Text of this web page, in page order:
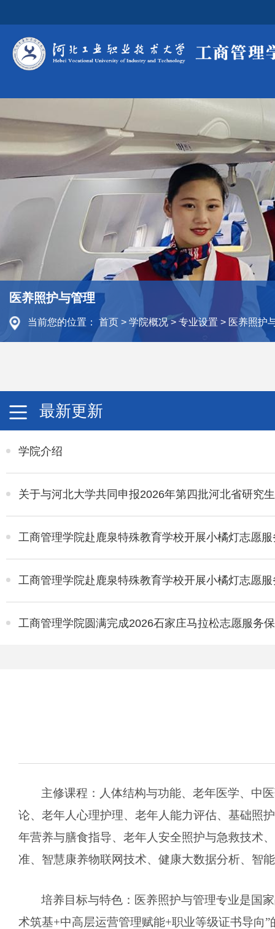
医养照护与管理
当前您的位置： 首页 > 学院概况> 专业设置 > 医养照护
最新更新
学院介绍
关于与河北大学共同申报2026年第四批河北省研究
工商管理学院赴鹿泉特殊教育学校开展小橘灯志愿
工商管理学院赴鹿泉特殊教育学校开展小橘灯志愿
工商管理学院圆满完成2026石家庄马拉松志愿服务
主修课程：人体结构与功能、老年医学、中
论、老年人心理护理、老年人能力评估、基础照
年营养与膳食指导、老年人安全照护与急救技术
准、智慧康养物联网技术、健康大数据分析、智
培养目标与特色：医养照护与管理专业是国
术筑基+中高层运营管理赋能+职业等级证书导向